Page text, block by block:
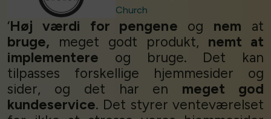
Church
‘Høj værdi for pengene og nem at
bruge, meget godt produkt, nemt at
implementere og bruge. Det kan
tilpasses forskellige hjemmesider og
sider, og det har en meget god
kundeservice. Det styrer venteværelset